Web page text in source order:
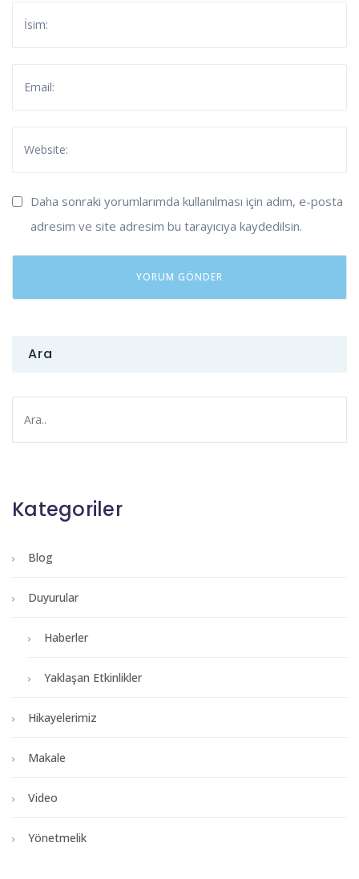
Daha sonraki yorumlarımda kullanılması için adım, e-posta
adresim ve site adresim bu tarayıcıya kaydedilsin.
Ara
Kategoriler
Blog
Duyurular
Haberler
Yaklaşan Etkinlikler
Hikayelerimiz
Makale
Video
Yönetmelik